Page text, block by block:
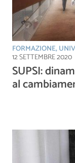
FORMAZIONE,
12 SETTEMBRE 2020
SUPSI:
al